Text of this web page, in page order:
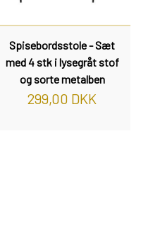
Spisebordsstole - Sæt
med 4 stk i lysegråt stof
og sorte metalben
299,00 DKK